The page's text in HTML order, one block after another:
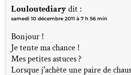
Louloutediarydit :
samedi 10 décembre 2011 à 7 h 56 min
Bonjour !
Je tente ma chance !
Mes petites astuces ?
Lorsque j'achète une paire de